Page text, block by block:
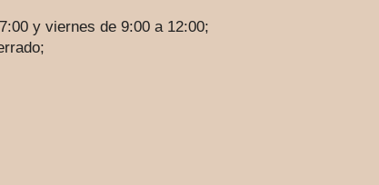
y viernes de 9:00 a 12:00;